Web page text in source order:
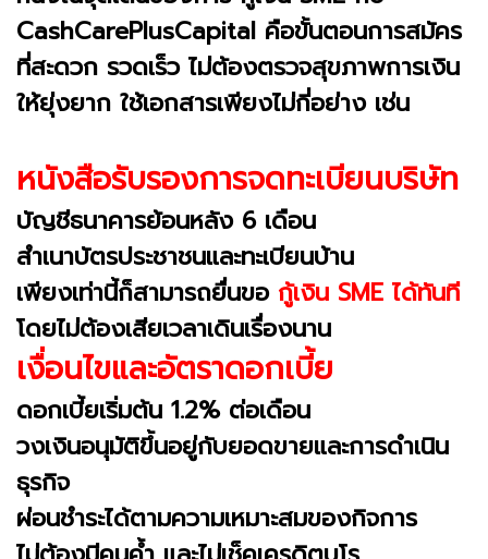
CashCarePlusCapital คือขั้นตอนการสมัคร
ที่สะดวก รวดเร็ว ไม่ต้องตรวจสุขภาพการเงิน
ให้ยุ่งยาก ใช้เอกสารเพียงไม่กี่อย่าง เช่น
หนังสือรับรองการจดทะเบียนบริษัท
บัญชีธนาคารย้อนหลัง 6 เดือน
สำเนาบัตรประชาชนและทะเบียนบ้าน
เพียงเท่านี้ก็สามารถยื่นขอ กู้เงิน SME ได้ทันที
โดยไม่ต้องเสียเวลาเดินเรื่องนาน
เงื่อนไขและอัตราดอกเบี้ย
ดอกเบี้ยเริ่มต้น 1.2% ต่อเดือน
วงเงินอนุมัติขึ้นอยู่กับยอดขายและการดำเนิน
ธุรกิจ
ผ่อนชำระได้ตามความเหมาะสมของกิจการ